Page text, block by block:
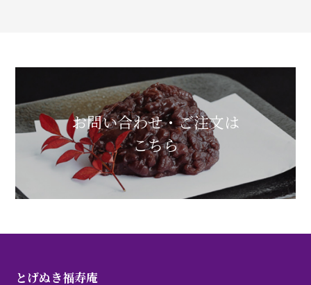
お問い合わせ・ご注文は
こちら
とげぬき福寿庵